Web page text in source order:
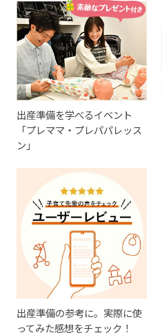
出産準備を学べるイベント
「プレママ・プレパパレッス
ン」
出産準備の参考に。実際に使
ってみた感想をチェック！